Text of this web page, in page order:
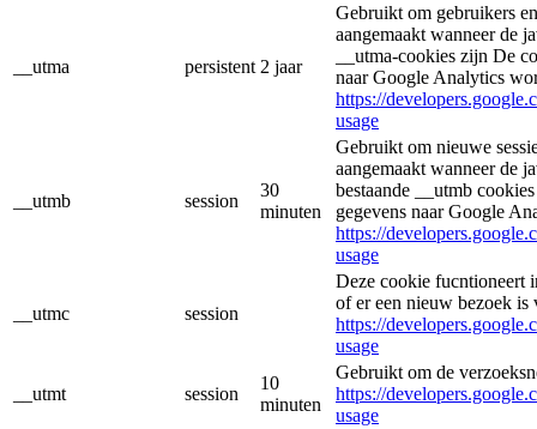
__utma persistent 2 jaar
Gebruikt om gebruikers
aangemaakt wanneer de
__utma-cookies zijn De
naar Google Analytics
https://
usage
__utmb session
30
minuten
Gebruikt om nieuwe
aangemaakt wanneer de
bestaande __utmb
gegevens naar Google
https://
usage
__utmc session
Deze cookie fucntioneert
of er een nieuw bezoek is
https://
usage
__utmt session
10
minuten
Gebruikt om de
https://
usage